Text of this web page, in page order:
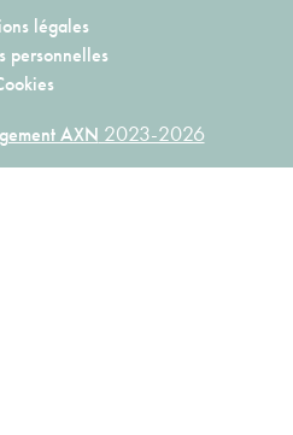
légales
personnelles
AXN 2023-2026